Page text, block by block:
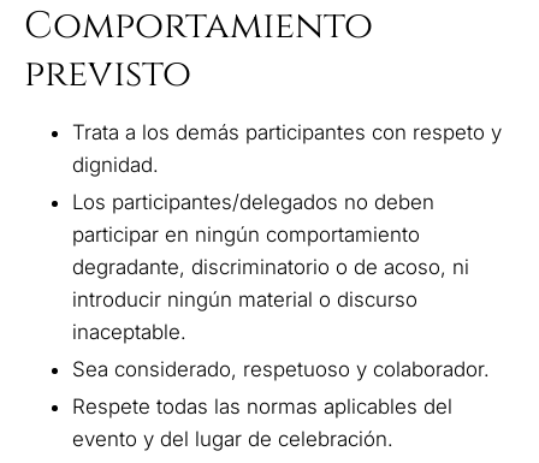
Comportamiento
previsto
Trata a los demás participantes con respeto y
dignidad.
Los participantes/delegados no deben
participar en ningún comportamiento
degradante, discriminatorio o de acoso, ni
introducir ningún material o discurso
inaceptable.
Sea considerado, respetuoso y colaborador.
Respete todas las normas aplicables del
evento y del lugar de celebración.